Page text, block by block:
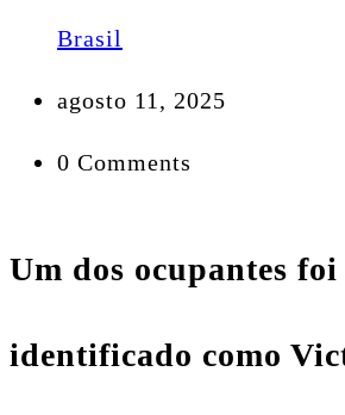
Brasil
agosto 11, 2025
0 Comments
Um dos ocupantes foi
identificado como